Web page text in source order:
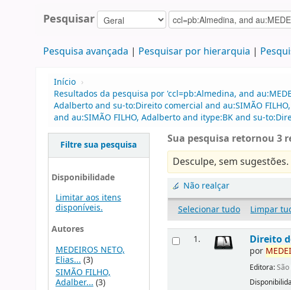
Pesquisar
Pesquisa avançada Pesquisar por hierarquia
Início ›
Resultados da pesquisa por 'ccl=pb:Almedina, and
Adalberto and su-to:Direito comercial and au:SIMÃO
and au:SIMÃO FILHO, Adalberto and itype:BK and su-
Filtre sua pesquisa
Disponibilidade
Limitar aos itens
disponíveis.
Autores
MEDEIROS NETO,
Elias... (3)
SIMÃO FILHO,
Adalber...(3)
Sua pesquisa retornou 3
Desculpe, sem sugestões.
Não realçar
Selecionar tudo
Limpar
1. Direito
por MEDE
Editora: